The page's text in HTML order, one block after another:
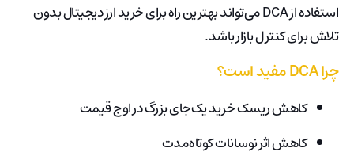
استفاده از DCA می‌تواند بهترین راه برای خرید ارز دیجیتال بدون
تلاش برای کنترل بازار باشد.
چرا DCA مفید است؟
کاهش ریسک خرید یک‌جای بزرگ در اوج قیمت
کاهش اثر نوسانات کوتاه‌مدت